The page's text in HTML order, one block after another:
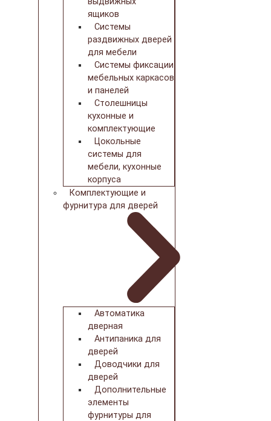
ящиков
Системы
раздвижных дверей
для мебели
Системы фиксации
мебельных каркасов
и панелей
Столешницы
кухонные и
комплектующие
Цокольные
системы для
мебели, кухонные
корпуса
Комплектующие и
фурнитура для дверей
Автоматика
дверная
Антипаника для
дверей
Доводчики для
дверей
Дополнительные
элементы
фурнитуры для